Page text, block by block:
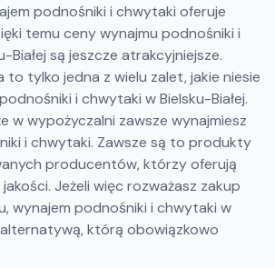
podnośniki i chwytaki oferuje
temu ceny wynajmu podnośniki i
Białej są jeszcze atrakcyjniejsze.
to tylko jedna z wielu zalet, jakie niesie
i chwytaki w Bielsku-Białej.
w wypożyczalni zawsze wynajmiesz
i chwytaki. Zawsze są to produkty
producentów, którzy oferują
Jeżeli więc rozważasz zakup
wynajem podnośniki i chwytaki w
alternatywą, którą obowiązkowo